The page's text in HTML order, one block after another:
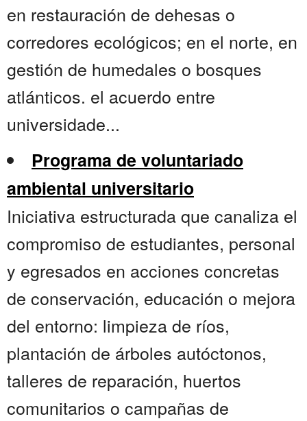
en restauración de dehesas o
corredores ecológicos; en el norte, en
gestión de humedales o bosques
atlánticos. el acuerdo entre
universidade...
Programa de voluntariado
ambiental universitario
Iniciativa estructurada que canaliza el
compromiso de estudiantes, personal
y egresados en acciones concretas
de conservación, educación o mejora
del entorno: limpieza de ríos,
plantación de árboles autóctonos,
talleres de reparación, huertos
comunitarios o campañas de